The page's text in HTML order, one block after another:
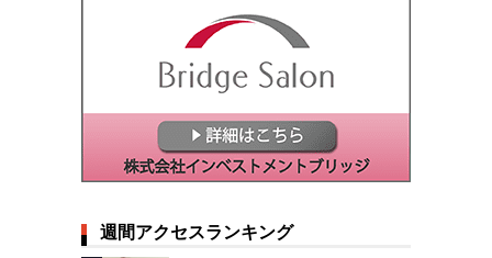
週間アクセスランキング